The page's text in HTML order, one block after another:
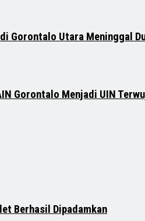
Gorontalo Utara Meninggal
Gorontalo Menjadi UIN
Berhasil Dipadamkan